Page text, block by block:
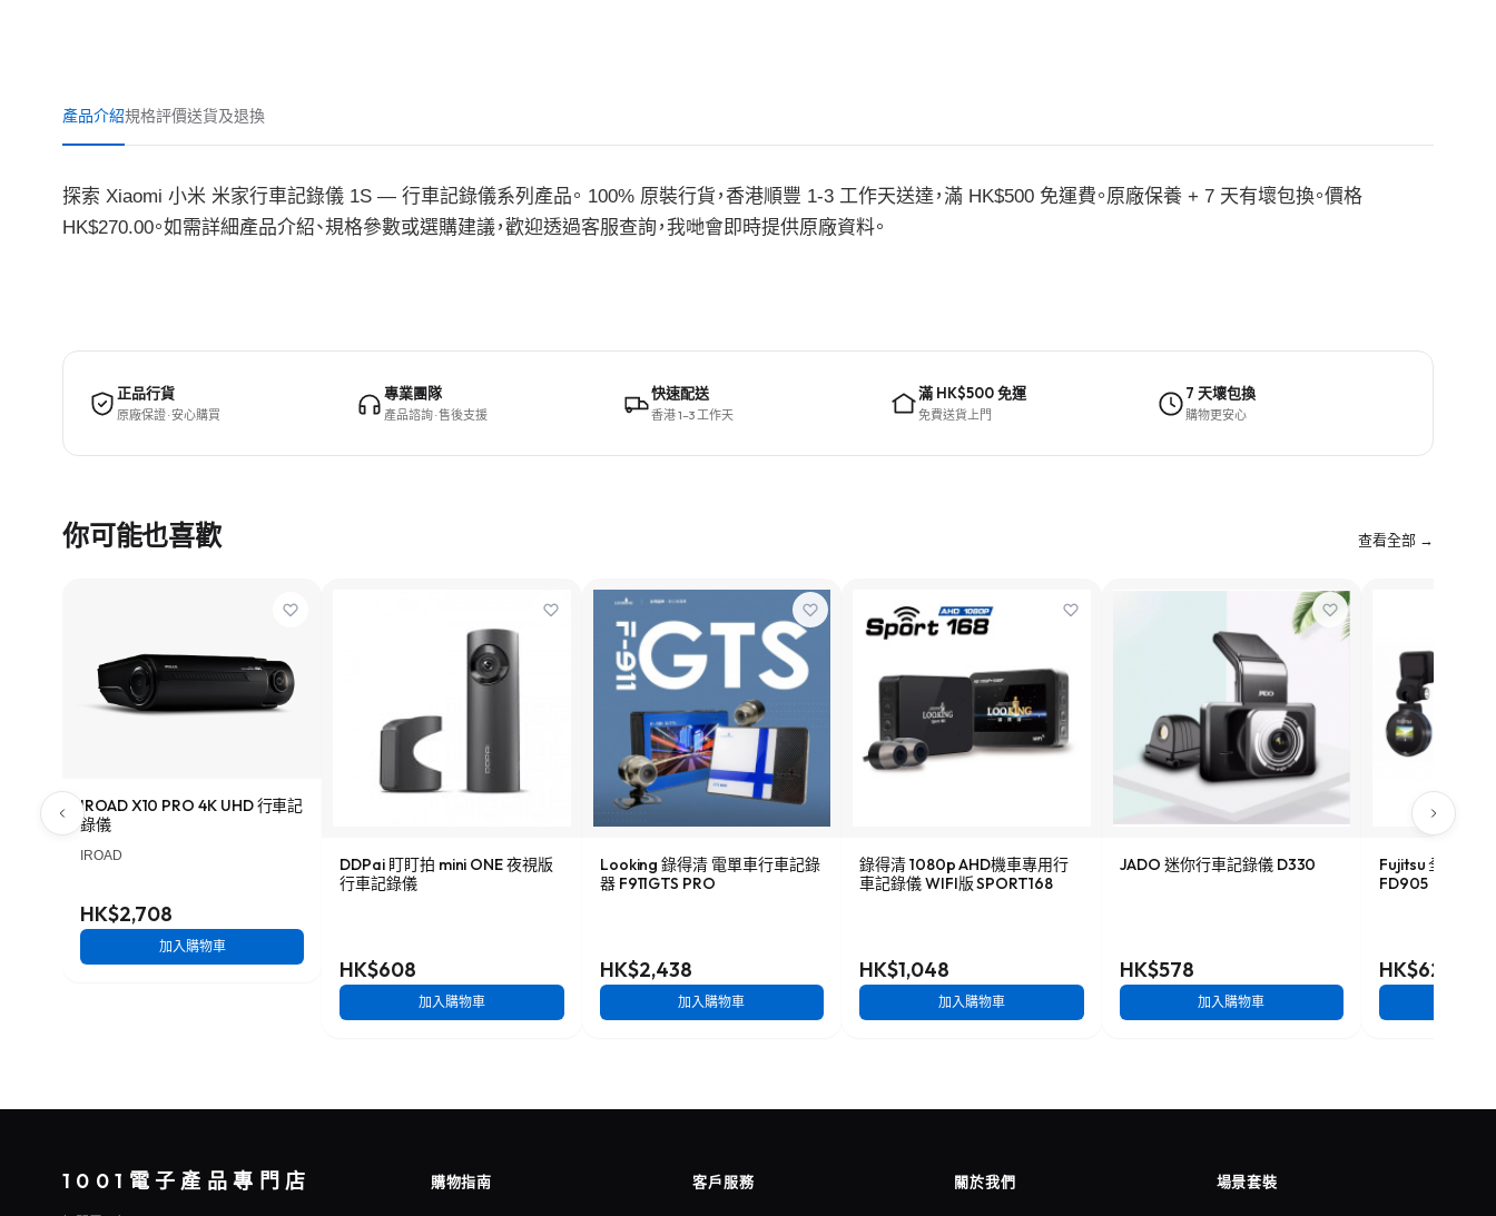
產品介紹規格評價送貨及退換
探索 Xiaomi 小米 米家行車記錄儀 1S — 行車記錄儀系列產品。 100% 原裝行貨，香港順豐 1-3 工作天送達，滿 HK$500 免運費。原廠保養 + 7 天有壞包換。價格
HK$270.00。如需詳細產品介紹、規格參數或選購建議，歡迎透過客服查詢，我哋會即時提供原廠資料。
正品行貨
原廠保證 · 安心購買
專業團隊
產品諮詢 · 售後支援
快速配送
香港 1–3 工作天
滿 HK$500 免運
免費送貨上門
7 天壞包換
購物更安心
你可能也喜歡 查看全部 →
IROAD X10 PRO 4K UHD 行車記
錄儀
IROAD
HK$2,708
加入購物車
DDPai 盯盯拍 mini ONE 夜視版
行車記錄儀
HK$608
加入購物車
Looking 錄得清 電單車行車記錄
器 F911GTS PRO
HK$2,438
加入購物車
錄得清 1080p AHD機車專用行
車記錄儀 WIFI版 SPORT168
HK$1,048
加入購物車
JADO 迷你行車記錄儀 D330
HK$578
加入購物車
Fujitsu 全高清行
FD905
HK$628
1001電子產品專門店 購物指南 客戶服務 關於我們 場景套裝